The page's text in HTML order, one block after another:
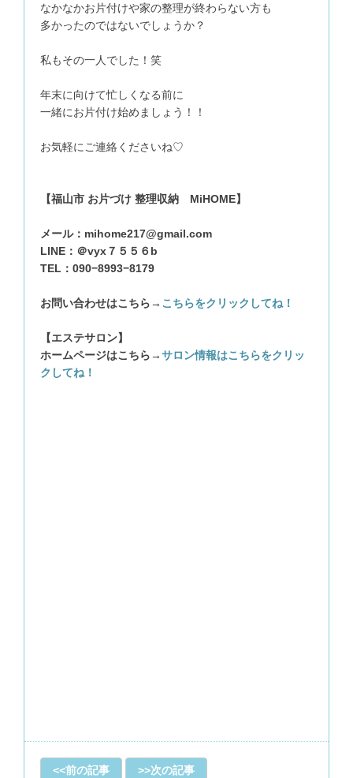
なかなかお片付けや家の整理が終わらない方も
多かったのではないでしょうか？
私もその一人でした！笑
年末に向けて忙しくなる前に
一緒にお片付け始めましょう！！
お気軽にご連絡くださいね♡
【福山市 お片づけ 整理収納 MiHOME】
メール：mihome217@gmail.com
LINE：＠vyx７５５６b
TEL：090−8993−8179
お問い合わせはこちら→ こちらをクリックしてね！
【エステサロン】
ホームページはこちら→サロン情報はこちらをクリッ
クしてね！
前の記事 次の記事